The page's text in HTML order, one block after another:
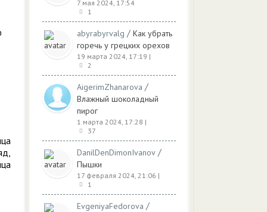
7 мая 2024, 17:54
1
abyrabyrvalg / Как убрать
горечь у грецких орехов
19 марта 2024, 17:19 |
2
AigerimZhanarova /
Влажный шоколадный
пирог
1 марта 2024, 17:28 |
37
DanilDenDimonIvanov /
Пышки
17 февраля 2024, 21:06 |
1
EvgeniyaFedorova /